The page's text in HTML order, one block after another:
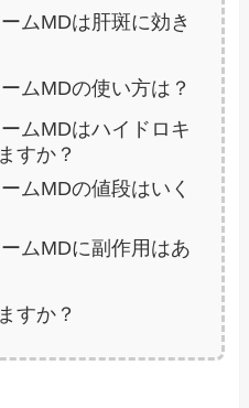
ムMDは肝斑に効き
ムMDの使い方は？
ムMDはハイドロキ
すか？
ムMDの値段はいく
ムMDに副作用はあ
すか？